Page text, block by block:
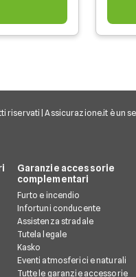
riservati | Assicurazione.it è un
Garanzie accessorie
complementari
Furto e incendio
Infortuni conducente
Assistenza stradale
Tutela legale
Kasko
Eventi atmosferici e naturali
Tutte le garanzie accessorie